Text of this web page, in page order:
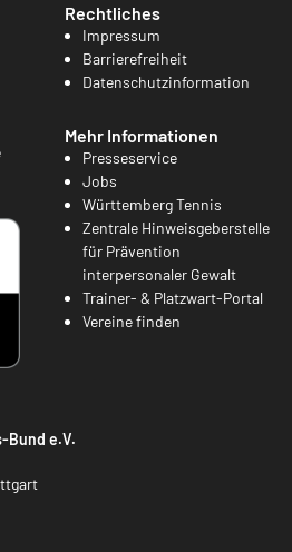
Rechtliches
Impressum
Barrierefreiheit
Datenschutzinformation
Mehr Informationen
Presseservice
Jobs
Württemberg Tennis
Zentrale Hinweisgeberstelle
für Prävention
interpersonaler Gewalt
Trainer- & Platzwart-Portal
Vereine finden
Bund e.V.